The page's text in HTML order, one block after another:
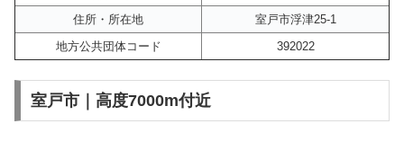
住所・所在地
室戸市浮津25-1
地方公共団体コード
392022
室戸市｜高度7000m付近